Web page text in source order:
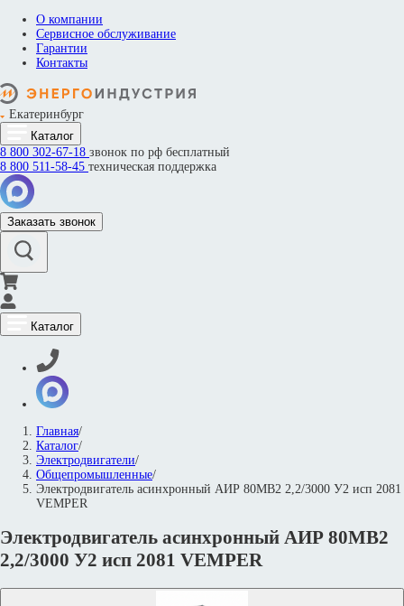
О компании
Сервисное обслуживание
Гарантии
Контакты
Екатеринбург
Каталог
8 800 302-67-18 звонок по рф бесплатный
8 800 511-58-45 техническая поддержка
Заказать звонок
Каталог
Главная/
Каталог/
Электродвигатели/
Общепромышленные/
Электродвигатель асинхронный АИР 80МВ2 2,2/3000 У2 исп 2081
VEMPER
Электродвигатель асинхронный АИР 80МВ2
2,2/3000 У2 исп 2081 VEMPER